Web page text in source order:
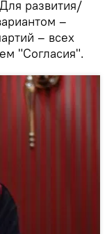
развития/
–
– всех
"Согласия".